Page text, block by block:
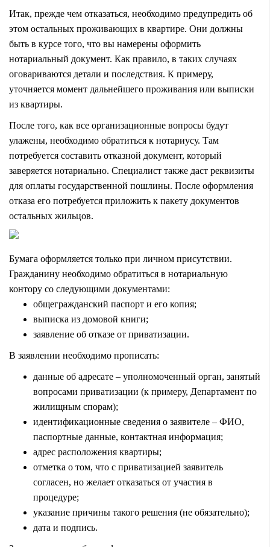
Итак, прежде чем отказаться, необходимо предупредить об
этом остальных проживающих в квартире. Они должны
быть в курсе того, что вы намерены оформить
нотариальный документ. Как правило, в таких случаях
оговариваются детали и последствия. К примеру,
уточняется момент дальнейшего проживания или выписки
из квартиры.
После того, как все организационные вопросы будут
улажены, необходимо обратиться к нотариусу. Там
потребуется составить отказной документ, который
заверяется нотариально. Специалист также даст реквизиты
для оплаты государственной пошлины. После оформления
отказа его потребуется приложить к пакету документов
остальных жильцов.
Бумага оформляется только при личном присутствии.
Гражданину необходимо обратиться в нотариальную
контору со следующими документами:
общегражданский паспорт и его копия;
выписка из домовой книги;
заявление об отказе от приватизации.
В заявлении необходимо прописать:
данные об адресате – уполномоченный орган, занятый
вопросами приватизации (к примеру, Департамент по
жилищным спорам);
идентификационные сведения о заявителе – ФИО,
паспортные данные, контактная информация;
адрес расположения квартиры;
отметка о том, что с приватизацией заявитель
согласен, но желает отказаться от участия в
процедуре;
указание причины такого решения (не обязательно);
дата и подпись.